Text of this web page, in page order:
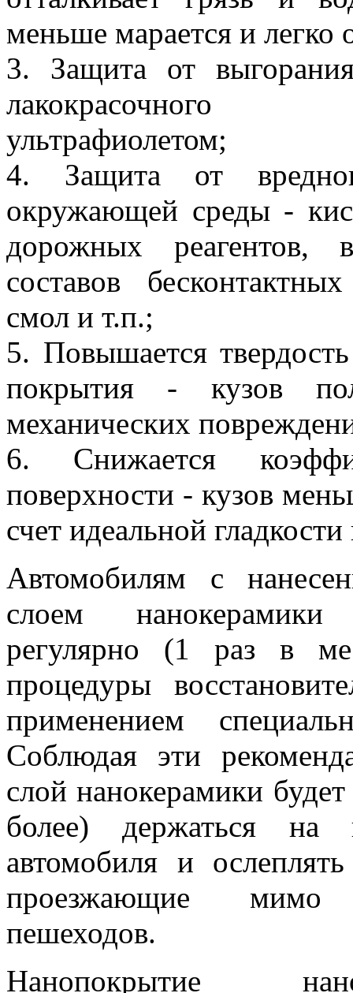
меньше марается и легко
3. Защита от
ультрафиолетом;
4. Защита от
окружающей среды -
дорожных реагентов,
составов
смол и т.п.;
5. Повышается
покрытия - кузов
механических
6. Снижается
поверхности - кузов
счет идеальной
Автомобилям с
слоем нанокерамики
регулярно (1 раз в
процедуры
применением
Соблюдая эти
слой нанокерамики
более) держаться на
автомобиля и
проезжающие
пешеходов.
Нанопокрытие